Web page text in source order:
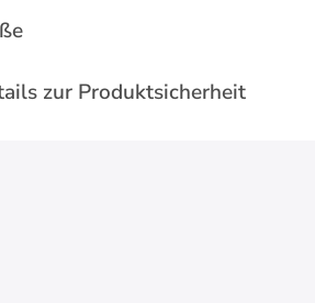
zur Produktsicherheit